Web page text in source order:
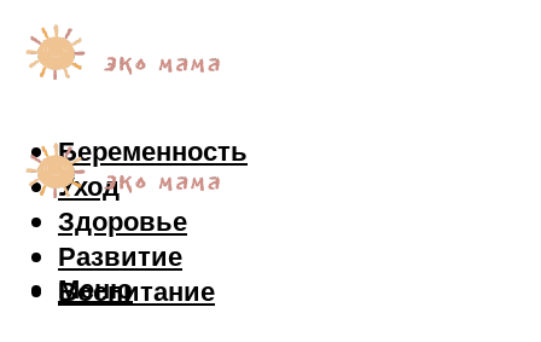
Беременность
Уход
Здоровье
Развитие
Воспитание
Меню